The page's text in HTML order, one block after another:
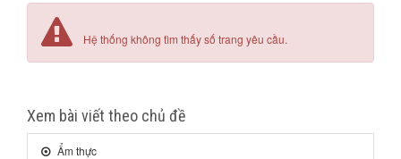
Hệ thống không tìm thấy số trang yêu cầu.
Xem bài viết theo chủ đề
Ẩm thực